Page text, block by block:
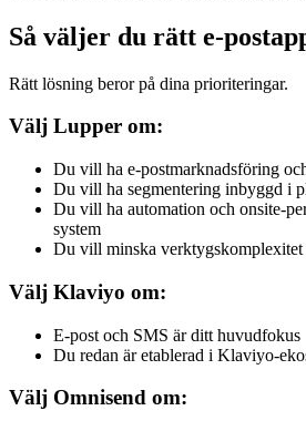
Så väljer du rätt e-
Rätt lösning beror på dina prioriteringar.
Välj Lupper om:
Du vill ha e-postmarknadsföring
Du vill ha segmentering inbyggd i
Du vill ha automation och onsite-
system
Du vill minska verktygskomplexitet
Välj Klaviyo om:
E-post och SMS är ditt huvudfokus
Du redan är etablerad i Klaviyo-
Välj Omnisend om: